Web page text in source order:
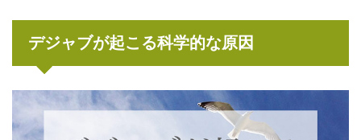
デジャブが起こる科学的な原因